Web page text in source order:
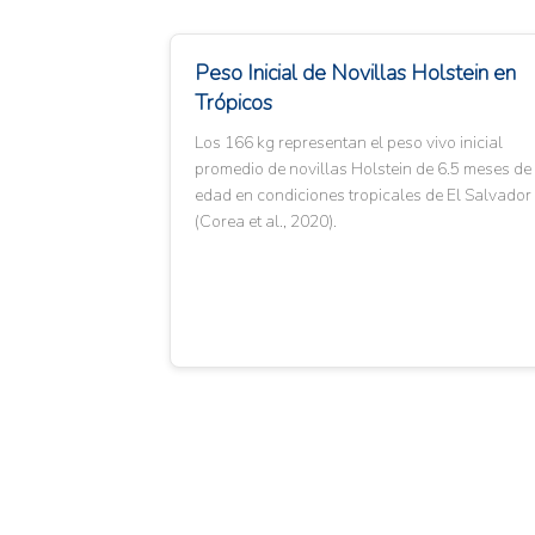
Peso Inicial de Novillas Holstein en
Trópicos
Los 166 kg representan el peso vivo inicial
promedio de novillas Holstein de 6.5 meses de
edad en condiciones tropicales de El Salvador
(Corea et al., 2020).